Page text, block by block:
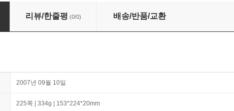
리뷰/한줄평 (0/0) 배송/반품/교환
2007년 09월 10일
225쪽 | 334g | 153*224*20mm